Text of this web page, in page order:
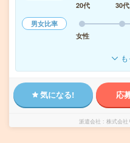
20代
30代
男女比率
女性
気になる! 応
派遣会社 株式会社